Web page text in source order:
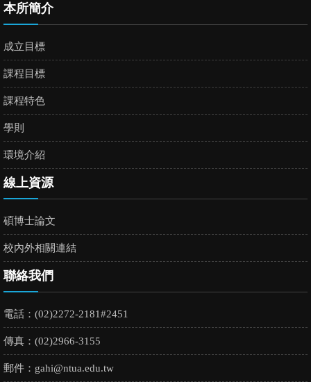
本所簡介
成立目標
課程目標
課程特色
學則
環境介紹
線上資源
碩博士論文
校內外相關連結
聯絡我們
電話：(02)2272-2181#2451
傳真：(02)2966-3155
郵件： gahi@ntua.edu.tw